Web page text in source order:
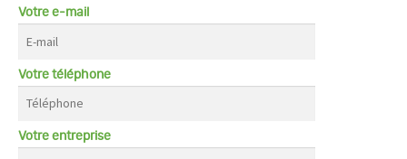
Votre e-mail
Votre téléphone
Votre entreprise